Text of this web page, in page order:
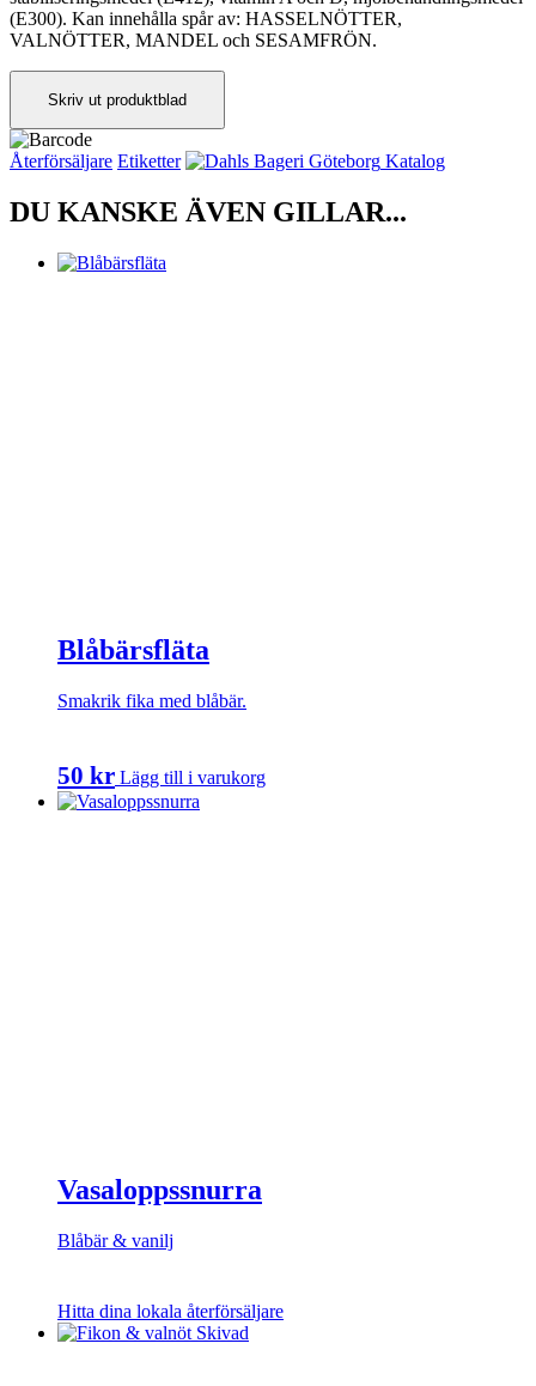
(E300). Kan innehålla spår av: HASSELNÖTTER,
VALNÖTTER, MANDEL och SESAMFRÖN.
Skriv ut produktblad
Återförsäljare Etiketter Katalog
DU KANSKE ÄVEN GILLAR...
Blåbärsfläta
Smakrik fika med blåbär.
50 kr Lägg till i varukorg
Vasaloppssnurra
Blåbär & vanilj
Hitta dina lokala återförsäljare